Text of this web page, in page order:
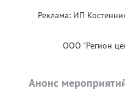
Реклама: ИП
ООО "Регион
Анонс